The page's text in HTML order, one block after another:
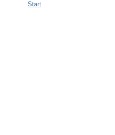
Start